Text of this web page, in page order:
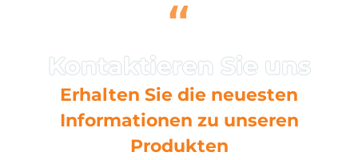
“
Erhalten Sie die neuesten
Informationen zu unseren
Produkten